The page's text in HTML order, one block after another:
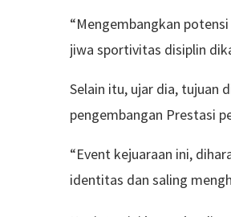
“Mengembangkan
jiwa sportivitas disiplin
Selain itu, ujar dia, tujuan
pengembangan Prestasi
“Event kejuaraan ini,
identitas dan saling